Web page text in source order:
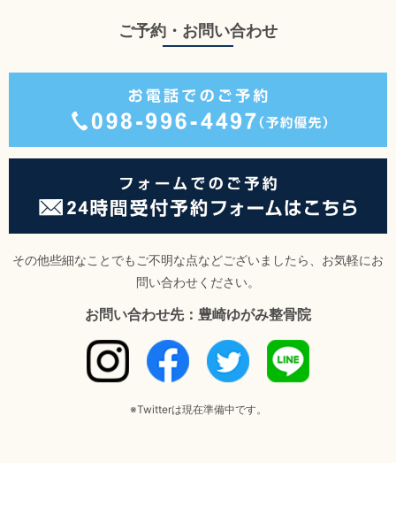
ご予約・お問い合わせ
その他些細なことでもご不明な点などございましたら、お気軽にお
問い合わせください。
お問い合わせ先：豊崎ゆがみ整骨院
※Twitterは現在準備中です。